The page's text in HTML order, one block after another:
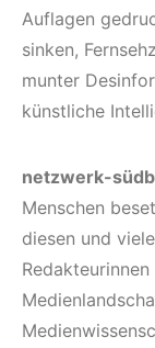
Auflagen
sinken,
munter
künstliche
netzwerk-
Menschen
diesen und